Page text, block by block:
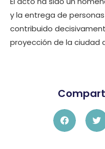
y la entrega de
contribuido
proyección de la ciudad